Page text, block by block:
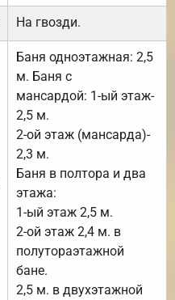
На гвозди.
Баня одноэтажная: 2,5
м. Баня с
мансардой: 1-ый этаж-
2,5 м.
2-ой этаж (мансарда)-
2,3 м.
Баня в полтора и два
этажа:
1-ый этаж 2,5 м.
2-ой этаж 2,4 м. в
полутораэтажной
бане.
2,5 м. в двухэтажной